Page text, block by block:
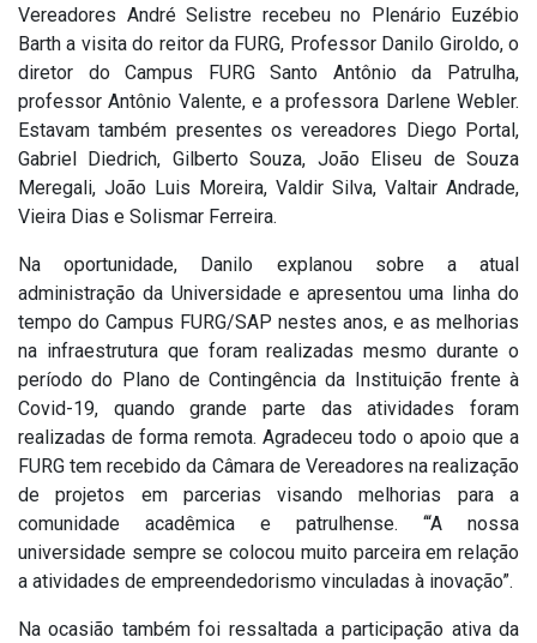
Vereadores André Selistre recebeu no Plenário Euzébio
Barth a visita do reitor da FURG, Professor Danilo Giroldo, o
diretor do Campus FURG Santo Antônio da Patrulha,
professor Antônio Valente, e a professora Darlene Webler.
Estavam também presentes os vereadores Diego Portal,
Gabriel Diedrich, Gilberto Souza, João Eliseu de Souza
Meregali, João Luis Moreira, Valdir Silva, Valtair Andrade,
Vieira Dias e Solismar Ferreira.
Na oportunidade, Danilo explanou sobre a atual
administração da Universidade e apresentou uma linha do
tempo do Campus FURG/SAP nestes anos, e as melhorias
na infraestrutura que foram realizadas mesmo durante o
período do Plano de Contingência da Instituição frente à
Covid-19, quando grande parte das atividades foram
realizadas de forma remota. Agradeceu todo o apoio que a
FURG tem recebido da Câmara de Vereadores na realização
de projetos em parcerias visando melhorias para a
comunidade acadêmica e patrulhense. ‘“A nossa
universidade sempre se colocou muito parceira em relação
a atividades de empreendedorismo vinculadas à inovação”.
Na ocasião também foi ressaltada a participação ativa da